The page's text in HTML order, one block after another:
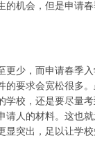
的机会，但是申请
少，而申请春季入
的要求会宽松很多
学校，还是要尽量
请人的材料。这也
显突出，足以让学